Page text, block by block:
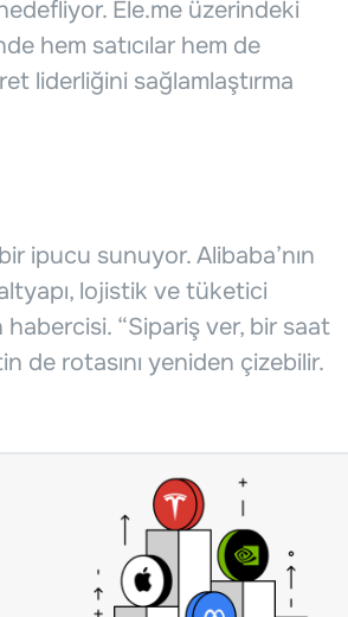
Ele.me üzerindeki
hem satıcılar hem de
liderliğini sağlamlaştırma
ipucu sunuyor. Alibaba’nın
altyapı, lojistik ve tüketici
habercisi. “Sipariş ver, bir saat
de rotasını yeniden çizebilir.